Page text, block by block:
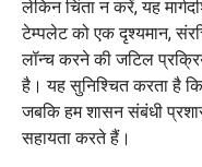
लेकिन चिंता न करें, यह
टेम्पलेट को एक दृश्यमान,
लॉन्च करने की जटिल
है। यह सुनिश्चित करता है
जबकि हम शासन संबंधी
सहायता करते हैं।